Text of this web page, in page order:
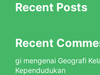
Recent Posts
Recent
gi mengenai Geografi
Kependudukan